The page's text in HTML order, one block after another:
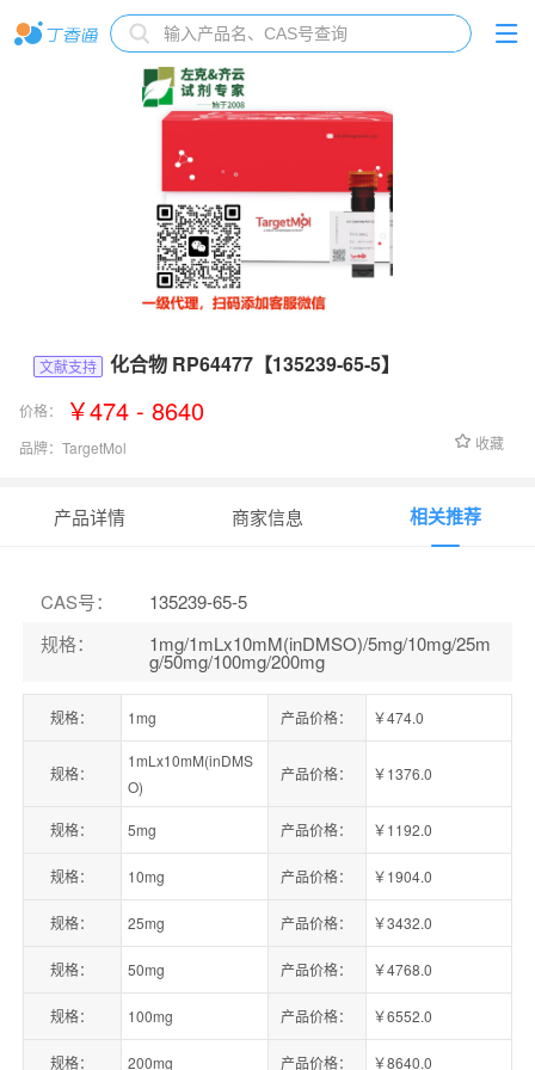
文献支持 化合物 RP64477【135239-65-5】
价格： ￥474 - 8640
品牌： TargetMol 收藏
产品详情 商家信息 相关推荐
CAS号：
135239-65-5
规格： 1mg/1mLx10mM(inDMSO)/5mg/10mg/25m
g/50mg/100mg/200mg
规格： 1mg 产品价格： ￥474.0
规格：
1mLx10mM(inDMS
O)
产品价格： ￥1376.0
规格： 5mg 产品价格： ￥1192.0
规格： 10mg 产品价格： ￥1904.0
规格： 25mg 产品价格： ￥3432.0
规格： 50mg 产品价格： ￥4768.0
规格： 100mg 产品价格： ￥6552.0
规格： 200mg 产品价格： ￥8640.0